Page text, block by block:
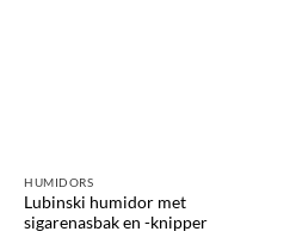
HUMIDORS
Lubinski humidor met
sigarenasbak en -knipper